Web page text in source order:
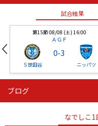
試合結果
第15節 08/08 (土) 16:00
ＡＧＦ
Ｓ世田谷
0-3
ニッパツ
ニッパツ
ブログ
なでしこ1